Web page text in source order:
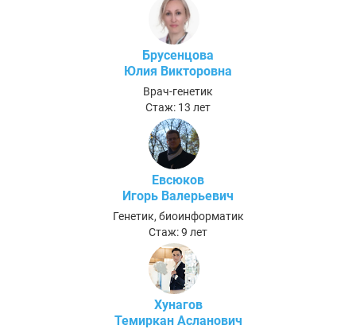
Брусенцова
Юлия Викторовна
Врач-генетик
Стаж: 13 лет
Евсюков
Игорь Валерьевич
Генетик, биоинформатик
Стаж: 9 лет
Хунагов
Темиркан Асланович